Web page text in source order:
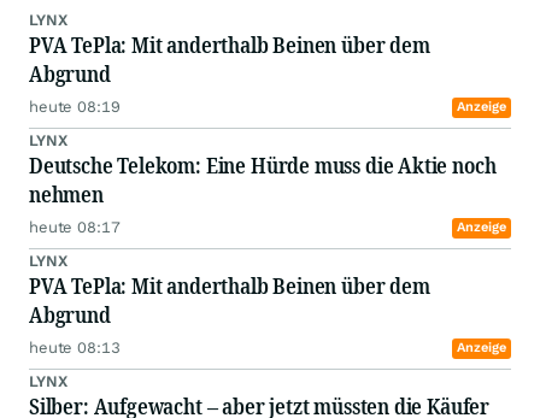
LYNX
PVA TePla: Mit anderthalb Beinen über dem
Abgrund
heute 08:19 Anzeige
LYNX
Deutsche Telekom: Eine Hürde muss die Aktie noch
nehmen
heute 08:17 Anzeige
LYNX
PVA TePla: Mit anderthalb Beinen über dem
Abgrund
heute 08:13 Anzeige
LYNX
Silber: Aufgewacht – aber jetzt müssten die Käufer